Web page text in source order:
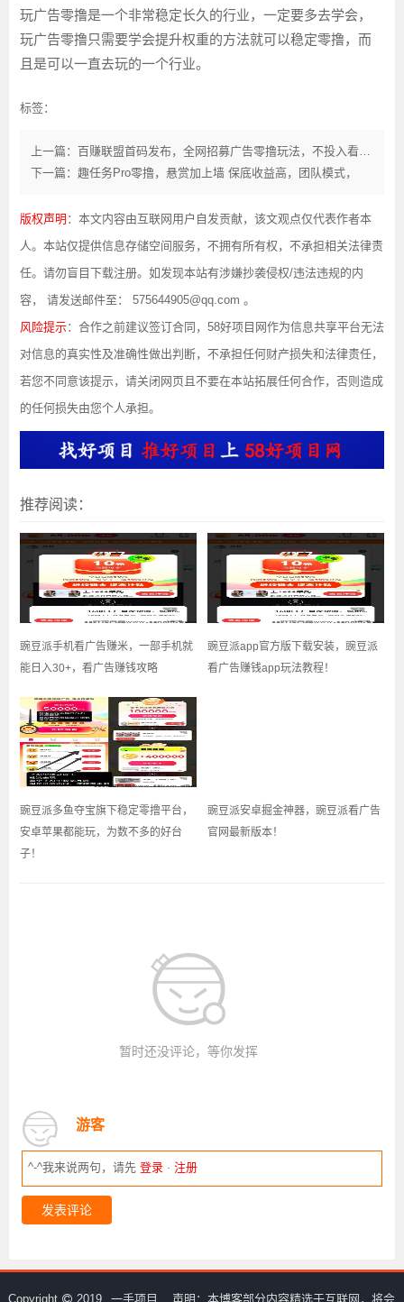
玩广告零撸是一个非常稳定长久的行业，一定要多去学会，
玩广告零撸只需要学会提升权重的方法就可以稳定零撸，而
且是可以一直去玩的一个行业。
标签：
上一篇：百赚联盟首码发布，全网招募广告零撸玩法，不投入看广告就能赚钱！
下一篇：趣任务Pro零撸，悬赏加上墙 保底收益高，团队模式，
版权声明 ：本文内容由互联网用户自发贡献，该文观点仅代表作者本
人。本站仅提供信息存储空间服务，不拥有所有权，不承担相关法律责
任。请勿盲目下载注册。如发现本站有涉嫌抄袭侵权/违法违规的内
容， 请发送邮件至： 575644905@qq.com 。
风险提示：合作之前建议签订合同，58好项目网作为信息共享平台无法
对信息的真实性及准确性做出判断，不承担任何财产损失和法律责任，
若您不同意该提示，请关闭网页且不要在本站拓展任何合作，否则造成
的任何损失由您个人承担。
推荐阅读：
豌豆派手机看广告赚米，一部手机就
能日入30+，看广告赚钱攻略
豌豆派app官方版下载安装，豌豆派
看广告赚钱app玩法教程！
豌豆派多鱼夺宝旗下稳定零撸平台，
安卓苹果都能玩，为数不多的好台
子！
豌豆派安卓掘金神器，豌豆派看广告
官网最新版本！
暂时还没评论，等你发挥
游客
^-^我来说两句，请先登录 · 注册
发表评论
Copyright 2019 一手项目 声明：本博客部分内容精选于互联网，将会